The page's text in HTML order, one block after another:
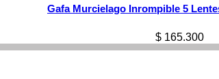
Gafa Murcielago Inrompible 5
$165.300